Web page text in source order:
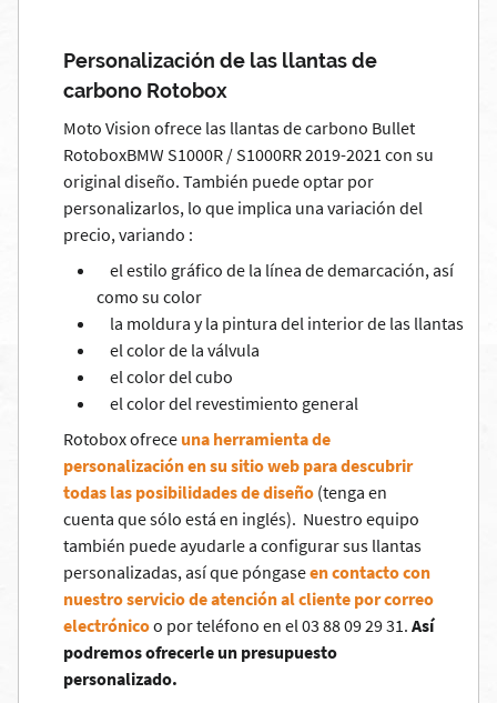
Personalización de las llantas de
carbono Rotobox
Moto Vision ofrece las llantas de carbono Bullet
RotoboxBMW S1000R / S1000RR 2019-2021 con su
original diseño. También puede optar por
personalizarlos, lo que implica una variación del
precio, variando :
el estilo gráfico de la línea de demarcación, así
como su color
la moldura y la pintura del interior de las llantas
el color de la válvula
el color del cubo
el color del revestimiento general
Rotobox ofrece una herramienta de
personalización en su sitio web para descubrir
todas las posibilidades de diseño (tenga en
cuenta que sólo está en inglés). Nuestro equipo
también puede ayudarle a configurar sus llantas
personalizadas, así que póngaseen contacto con
nuestro servicio de atención al cliente por correo
electrónicoo por teléfono en el 03 88 09 29 31. Así
podremos ofrecerle un presupuesto
personalizado.